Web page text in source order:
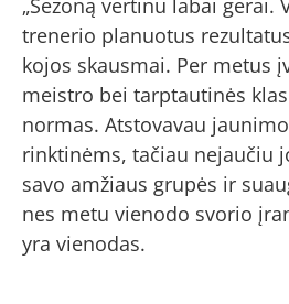
„Sezoną vertinu labai gerai.
trenerio planuotus
kojos skausmai. Per metus
meistro bei tarptautinės
normas. Atstovavau
rinktinėms, tačiau nejaučiu
savo amžiaus grupės ir
nes metu vienodo svorio
yra vienodas.